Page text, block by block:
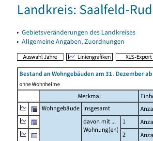
Landkreis: Saalfeld-
▸ Gebietsveränderungen des Landkreises
▸ Allgemeine Angaben, Zuordnungen
Bestand an Wohngebäuden am 31. Dezember
ohne Wohnheime
Merkmal
Wohngebäude insgesamt
davon mit ...
Wohnung(en)
1
2